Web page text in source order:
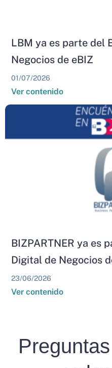
LBM ya es parte del
Negocios de eBIZ
01/07/2026
Ver contenido
BIZPARTNER ya es
Digital de Negocios
23/06/2026
Ver contenido